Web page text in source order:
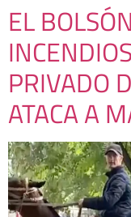
EL
PRIVADO
ATACA A